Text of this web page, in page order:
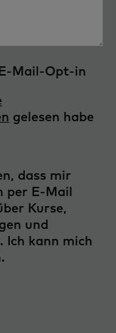
Mail-Opt-in
gelesen habe
dass mir
per E-Mail
Kurse,
und
Ich kann mich